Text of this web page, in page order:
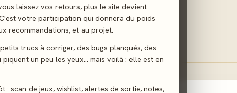
laissez vos retours, plus le site devient
votre participation qui donnera du poids
recommandations, et au projet.
trucs à corriger, des bugs planqués, des
un peu les yeux… mais voilà : elle est en
: scan de jeux, wishlist, alertes de sortie, notes,
Observation Rapidité
02 - LE VERDICT